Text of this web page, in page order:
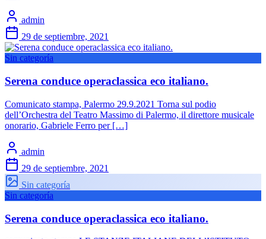
admin
29 de septiembre, 2021
Sin categoría
Serena conduce operaclassica eco italiano.
Comunicato stampa, Palermo 29.9.2021 Torna sul podio
dell’Orchestra del Teatro Massimo di Palermo, il direttore musicale
onorario, Gabriele Ferro per […]
admin
29 de septiembre, 2021
Sin categoría
Sin categoría
Serena conduce operaclassica eco italiano.